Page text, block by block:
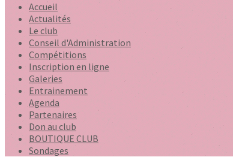
Accueil
Actualités
Le club
Conseil d'Administration
Compétitions
Inscription en ligne
Galeries
Entrainement
Agenda
Partenaires
Don au club
BOUTIQUE CLUB
Sondages